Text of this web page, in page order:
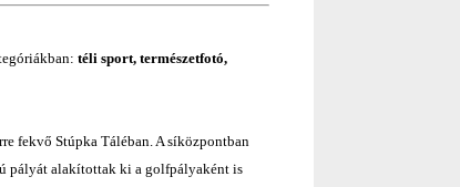
téli sport, természetfotó,
fekvő Stúpka Táléban. A síközpontban
pályát alakítottak ki a golfpályaként is